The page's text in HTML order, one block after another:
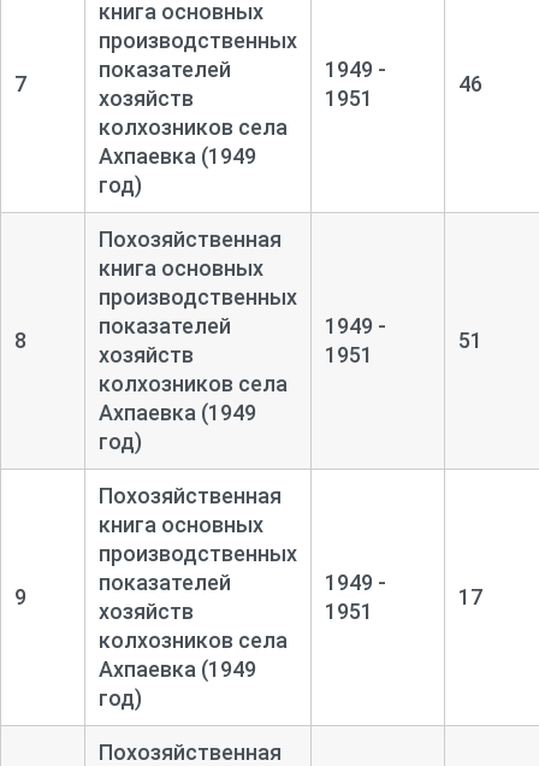
7
книга основных
производственных
показателей
хозяйств
колхозников села
Ахпаевка (1949
год)
1949 -
1951
46
8
Похозяйственная
книга основных
производственных
показателей
хозяйств
колхозников села
Ахпаевка (1949
год)
1949 -
1951
51
9
Похозяйственная
книга основных
производственных
показателей
хозяйств
колхозников села
Ахпаевка (1949
год)
1949 -
1951
17
Похозяйственная